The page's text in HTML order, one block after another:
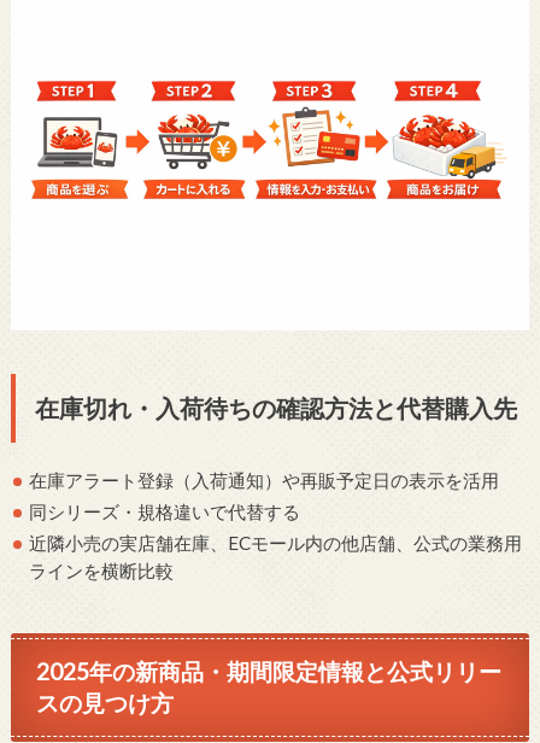
在庫切れ・入荷待ちの確認方法と代替購入先
在庫アラート登録（入荷通知）や再販予定日の表示を活用
同シリーズ・規格違いで代替する
近隣小売の実店舗在庫、ECモール内の他店舗、公式の業務用
ラインを横断比較
2025年の新商品・期間限定情報と公式リリー
スの見つけ方